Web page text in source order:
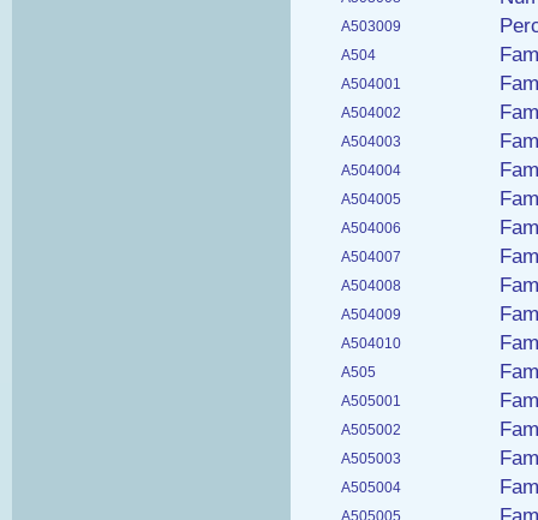
A503009
A504
A504001
A504002
A504003
A504004
A504005
A504006
A504007
A504008
A504009
A504010
A505
A505001
A505002
A505003
A505004
A505005